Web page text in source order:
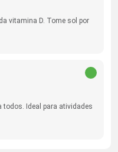
vitamina D. Tome sol por
todos. Ideal para atividades